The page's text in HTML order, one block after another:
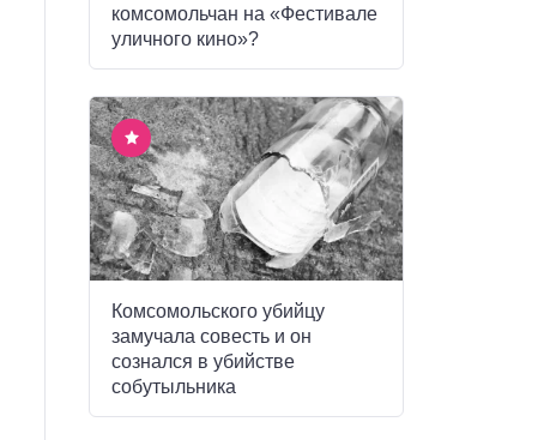
комсомольчан на «Фестивале
уличного кино»?
Комсомольского убийцу
замучала совесть и он
сознался в убийстве
собутыльника